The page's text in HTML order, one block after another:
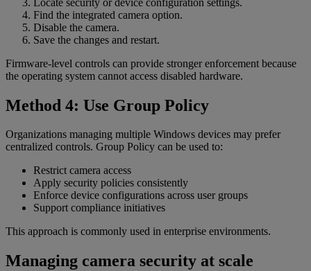
Find the integrated camera option.
Disable the camera.
Save the changes and restart.
Firmware-level controls can provide stronger enforcement because
the operating system cannot access disabled hardware.
Method 4: Use Group Policy
Organizations managing multiple Windows devices may prefer
centralized controls. Group Policy can be used to:
Restrict camera access
Apply security policies consistently
Enforce device configurations across user groups
Support compliance initiatives
This approach is commonly used in enterprise environments.
Managing camera security at scale